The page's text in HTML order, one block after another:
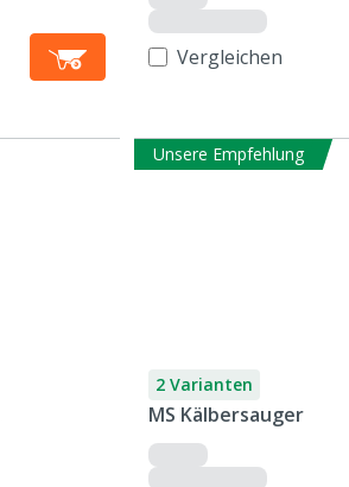
Vergleichen
Unsere Empfehlung
2 Varianten
MS Kälbersauger